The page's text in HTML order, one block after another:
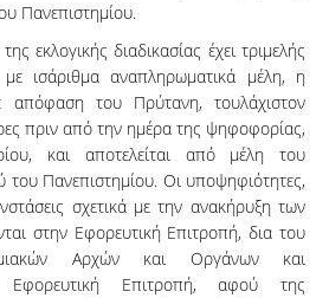
Πανεπιστημίου.
εκλογικής διαδικασίας έχει τριμελής
ισάριθμα αναπληρωματικά μέλη, η
απόφαση του Πρύτανη, τουλάχιστον
πριν από την ημέρα της ψηφοφορίας,
και αποτελείται από μέλη του
του Πανεπιστημίου. Οι υποψηφιότητες,
σχετικά με την ανακήρυξη των
στην Εφορευτική Επιτροπή, δια του
Αρχών και Οργάνων και
Εφορευτική Επιτροπή, αφού της